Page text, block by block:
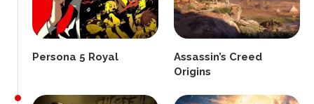
Persona 5 Royal
Assassin’s Creed
Origins